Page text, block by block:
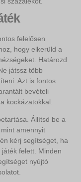
felelősen
hogy elkerüld a
Határozd
játssz több
Azt is fontos
bevételi
kockázatokkal.
Állítsd be a
amennyit
kérj segítséget, ha
felett. Minden
nyújtó